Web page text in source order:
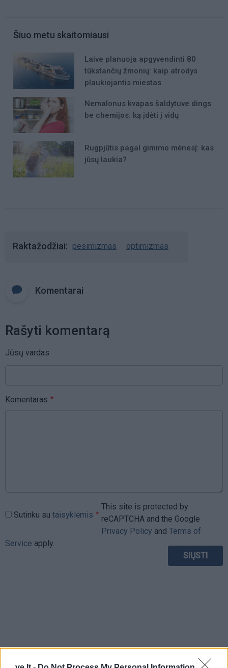
Šiuo metu skaitomiausi
Laive planuoja apgyvendinti 80
tūkstančių žmonių: kaip atrodys
plaukiojantis miestas
Nemalonus kvapas šaldytuve dings
be chemijos: ką įdėti į vidų
Rugpjūtis pagal gimimo mėnesį: kas
jūsų laukia?
Raktažodžiai pesimizmas optimizmas
Komentarai
Rašyti komentarą
Jūsų vardas
Komentaras
Sutinku su taisyklėmis
This site is protected by
reCAPTCHA and the Google
Privacy Policy and Terms of
Service apply.